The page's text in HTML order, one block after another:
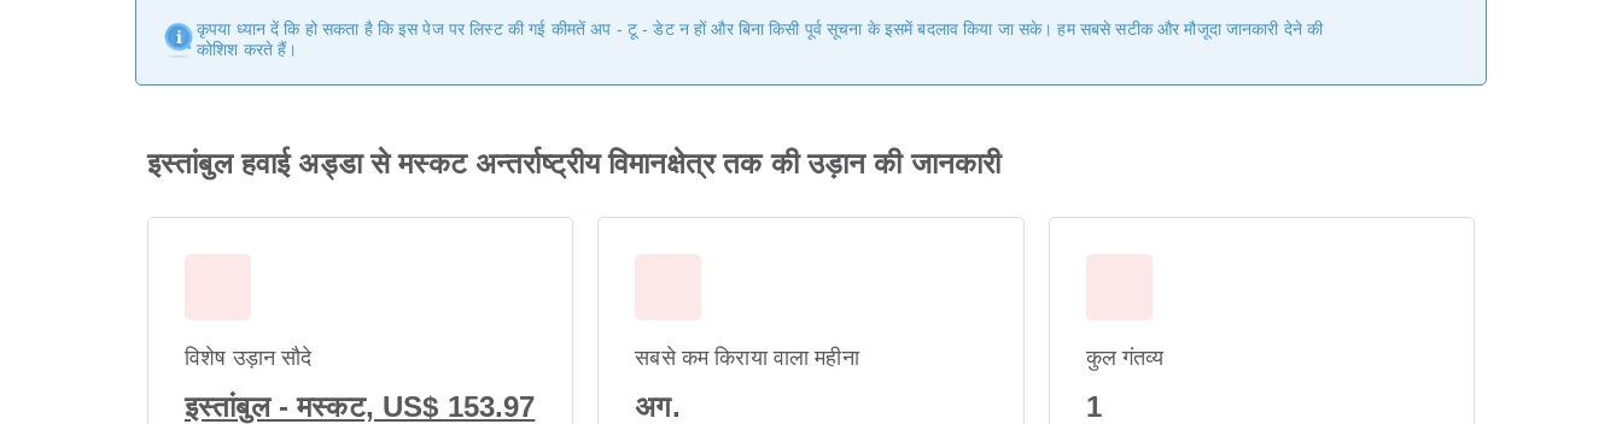
कृपया ध्यान दें कि हो सकता है कि इस पेज पर लिस्ट की गई कीमतें अप - टू - डेट न हों और बिना किसी पूर्व सूचना के इसमें बदलाव किया जा सके। हम सबसे सटीक और मौजूदा जानकारी देने की
कोशिश करते हैं।
इस्तांबुल हवाई अड्डा से मस्कट अन्तर्राष्ट्रीय विमानक्षेत्र तक की उड़ान की जानकारी
विशेष उड़ान सौदे
इस्तांबुल - मस्कट, US$ 153.97
सबसे कम किराया वाला महीना
अग.
कुल गंतव्य
1